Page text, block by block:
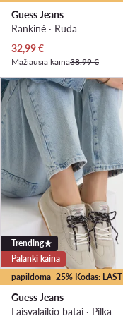
Guess Jeans
Rankinė · Ruda
Dabartinė kaina
32,99€
Mažiausia kaina38,99 €
papildoma -25% Kodas: LAST
Trending
Palanki kaina
Guess Jeans
Laisvalaikio batai · Pilka